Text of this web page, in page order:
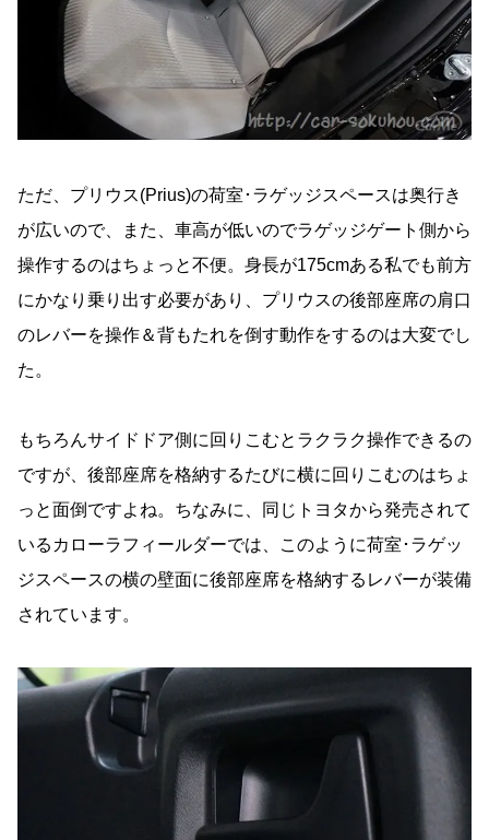
ただ、プリウス(Prius)の荷室･ラゲッジスペースは奥行き
が広いので、また、車高が低いのでラゲッジゲート側から
操作するのはちょっと不便。身長が175cmある私でも前方
にかなり乗り出す必要があり、プリウスの後部座席の肩口
のレバーを操作＆背もたれを倒す動作をするのは大変でし
た。
もちろんサイドドア側に回りこむとラクラク操作できるの
ですが、後部座席を格納するたびに横に回りこむのはちょ
っと面倒ですよね。ちなみに、同じトヨタから発売されて
いるカローラフィールダーでは、このように荷室･ラゲッ
ジスペースの横の壁面に後部座席を格納するレバーが装備
されています。